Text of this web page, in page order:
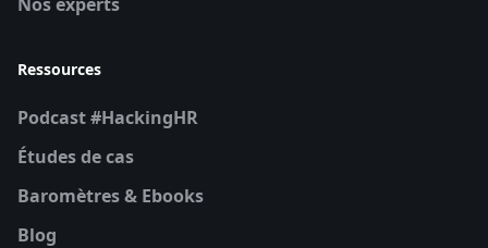
Ressources
Podcast #HackingHR
Études de cas
Baromètres & Ebooks
Blog